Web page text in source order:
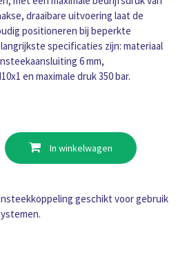
draaibare uitvoering laat de
positioneren bij beperkte
specificaties zijn: materiaal
6 mm,
en maximale druk 350 bar.
In winkelwagen
geschikt voor gebruik